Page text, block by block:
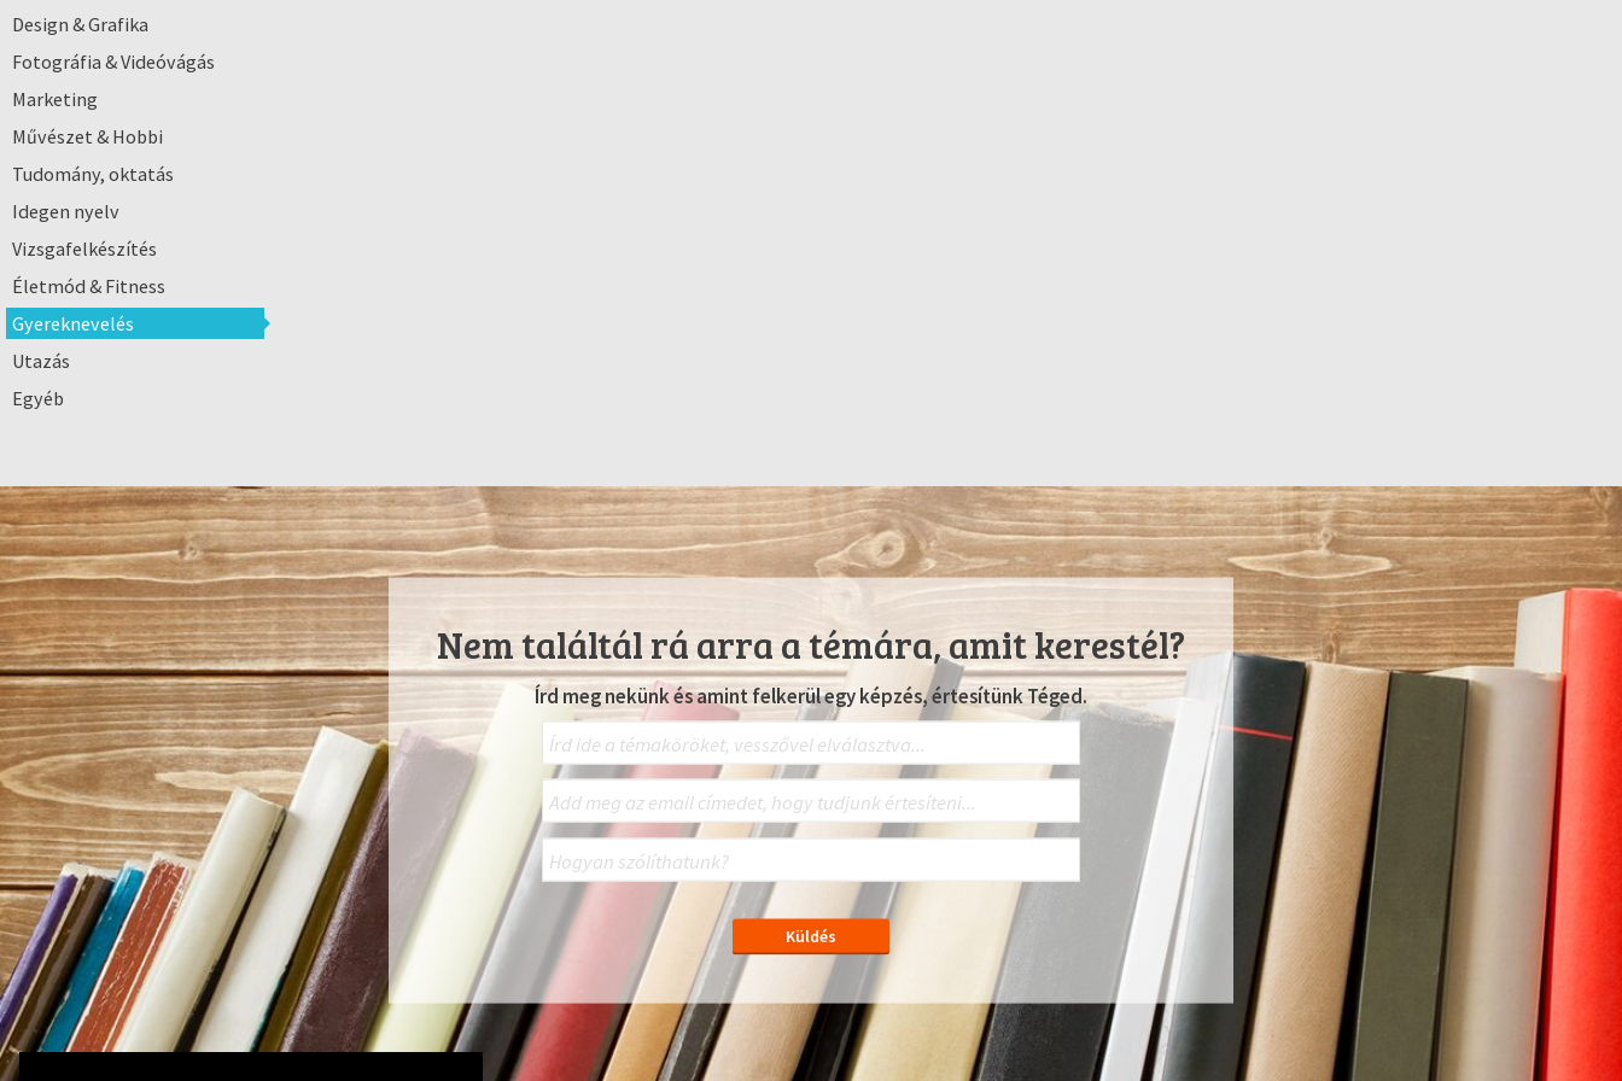
Design & Grafika
Fotográfia & Videóvágás
Marketing
Művészet & Hobbi
Tudomány, oktatás
Idegen nyelv
Vizsgafelkészítés
Életmód & Fitness
Gyereknevelés
Utazás
Egyéb
Nem találtál rá arra a témára, amit kerestél?
Írd meg nekünk és amint felkerül egy képzés, értesítünk Téged.